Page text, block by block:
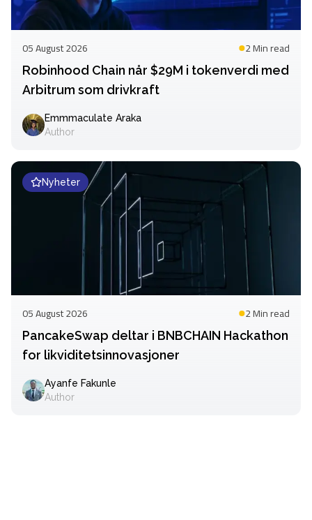
05 August 2026 2 Minread
Robinhood Chain når $29M i tokenverdi med
Arbitrum som drivkraft
Emmmaculate Araka
Author
Nyheter
05 August 2026 2 Minread
PancakeSwap deltar i BNBCHAIN Hackathon
for likviditetsinnovasjoner
Ayanfe Fakunle
Author